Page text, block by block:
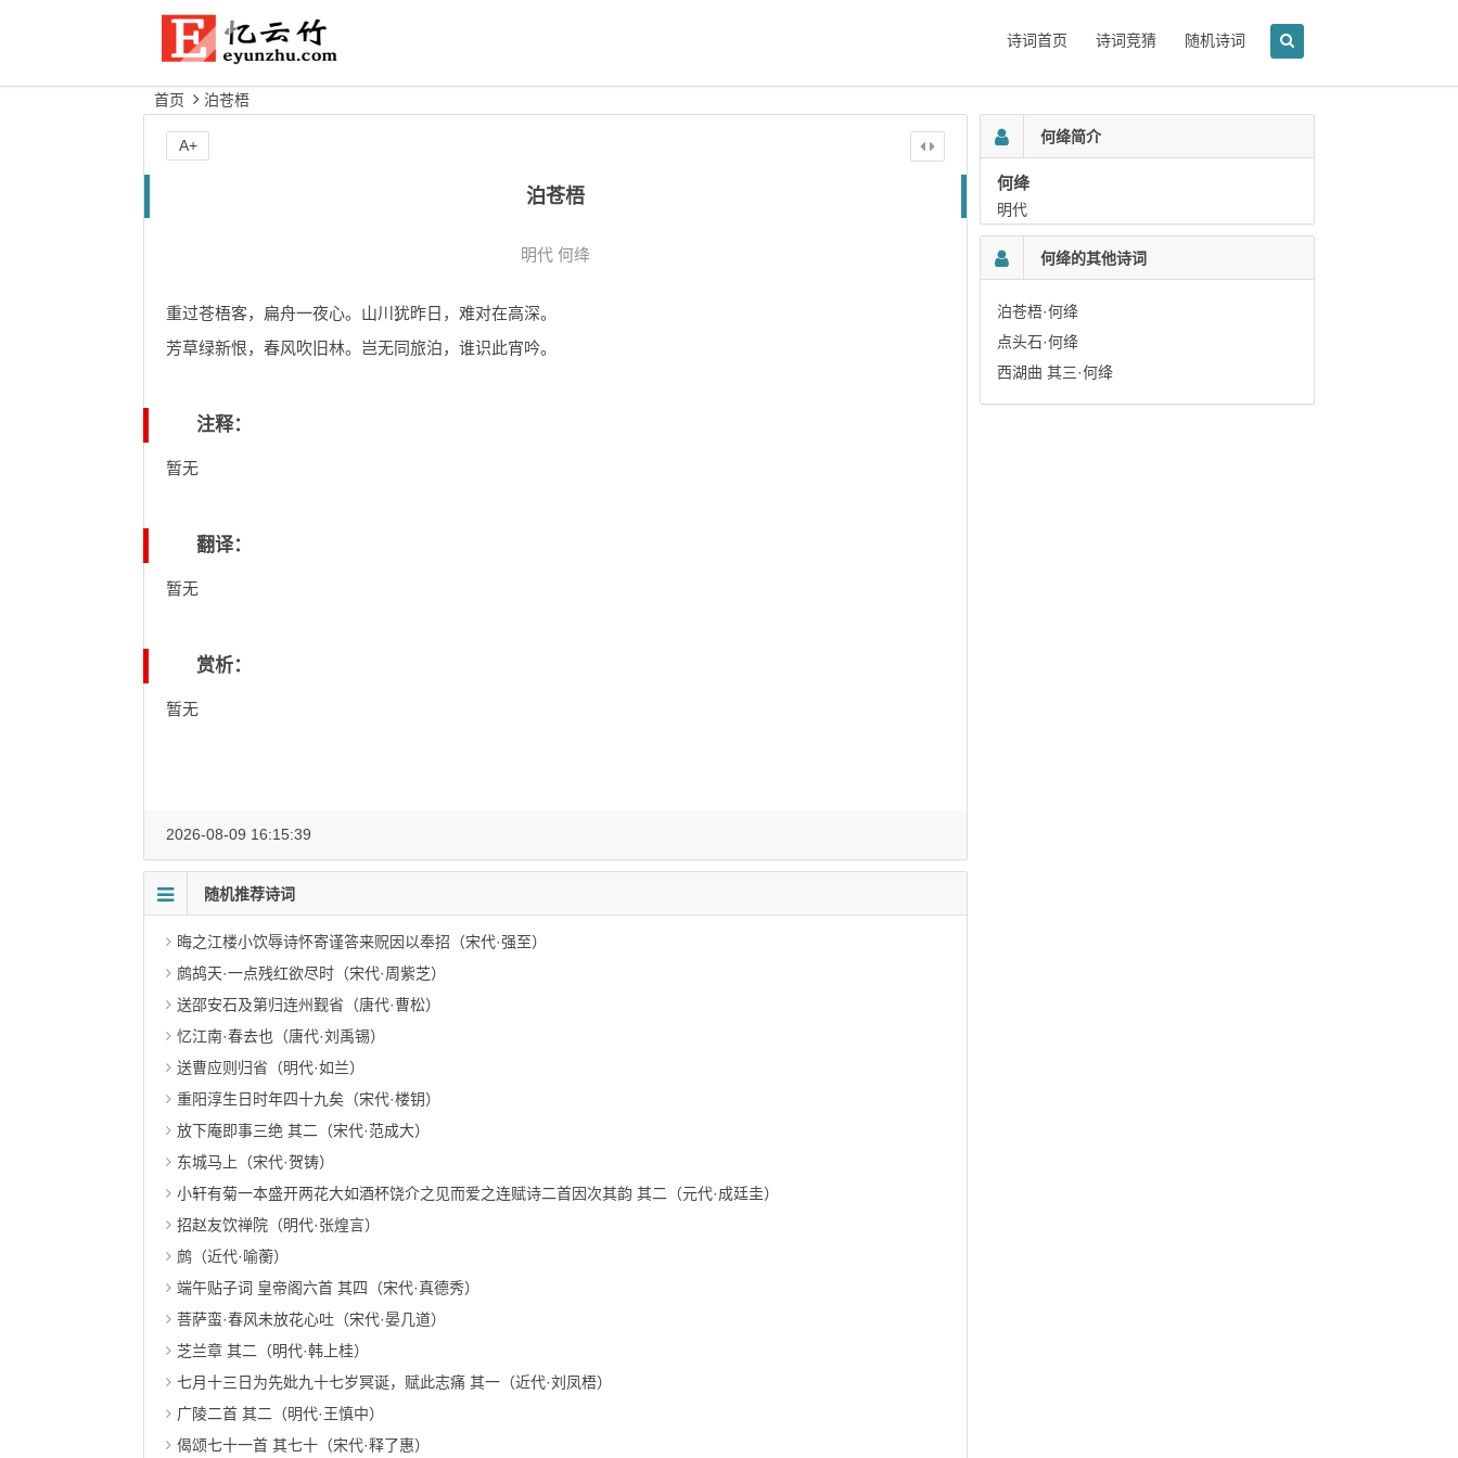
诗词首页 诗词竞猜 随机诗词
首页 泊苍梧
泊苍梧
明代 何绛
重过苍梧客，扁舟一夜心。山川犹昨日，难对在高深。
芳草绿新恨，春风吹旧林。岂无同旅泊，谁识此宵吟。
注释：
暂无
翻译：
暂无
赏析：
暂无
A+
2026-08-09 16:15:39
随机推荐诗词
晦之江楼小饮辱诗怀寄谨答来贶因以奉招（宋代·强至）
鹧鸪天·一点残红欲尽时（宋代·周紫芝）
送邵安石及第归连州觐省（唐代·曹松）
忆江南·春去也（唐代·刘禹锡）
送曹应则归省（明代·如兰）
重阳淳生日时年四十九矣（宋代·楼钥）
放下庵即事三绝 其二（宋代·范成大）
东城马上（宋代·贺铸）
小轩有菊一本盛开两花大如酒杯饶介之见而爱之连赋诗二首因次其韵 其二（元代·成廷圭）
招赵友饮禅院（明代·张煌言）
鹧（近代·喻蘅）
端午贴子词 皇帝阁六首 其四（宋代·真德秀）
菩萨蛮·春风未放花心吐（宋代·晏几道）
芝兰章 其二（明代·韩上桂）
七月十三日为先妣九十七岁冥诞，赋此志痛 其一（近代·刘凤梧）
广陵二首 其二（明代·王慎中）
偈颂七十一首 其七十（宋代·释了惠）
何绛简介
何绛
明代
何绛的其他诗词
泊苍梧·何绛
点头石·何绛
西湖曲 其三·何绛